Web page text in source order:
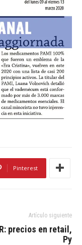
Pinterest
Artículo siguiente
precios en retail,
Py